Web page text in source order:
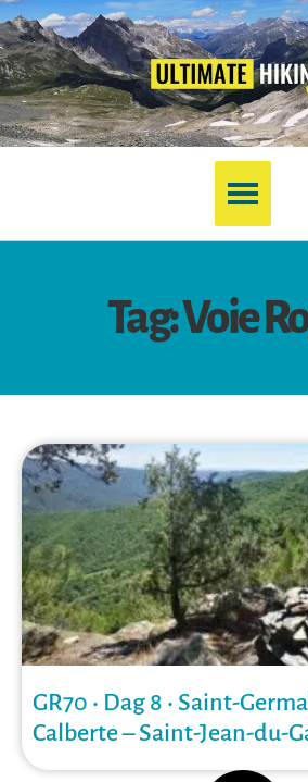
Tag: Voie
GR70 • Dag 8 • Saint-
Calberte – Saint-Jean-du-